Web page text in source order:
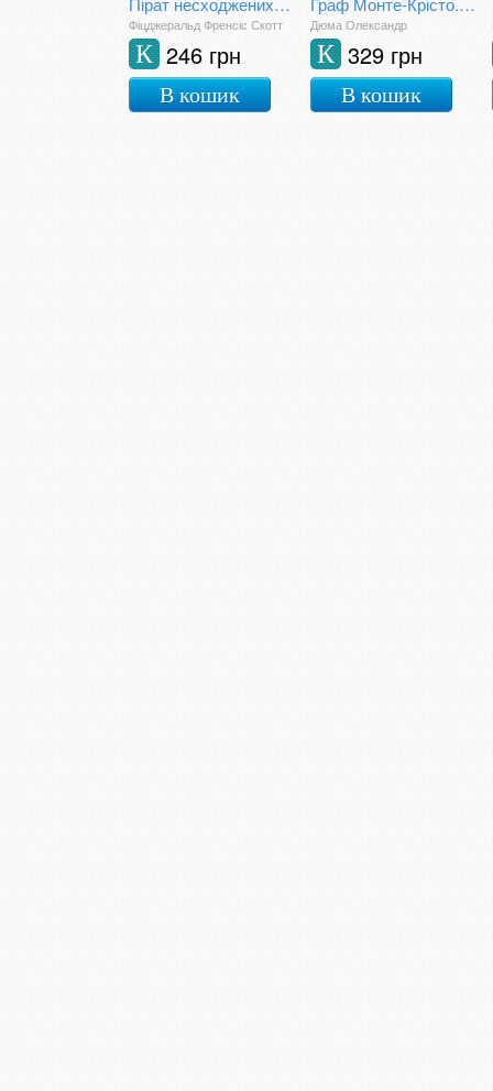
Фіцджеральд Френсіс Скотт
246 грн
К
В кошик
Дюма Олександр
329 грн
К
В кошик